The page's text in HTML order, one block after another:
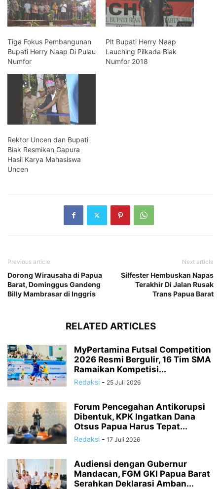
Tiga Fokus Pembangunan
Bupati Herry Naap Di Pulau
Numfor
Plt Bupati Herry Naap
Lauching Pilkada Biak
Numfor 2018
Rektor Uncen dan Bupati
Biak Resmikan Gapura
Hasil Karya Mahasiswa
Uncen
Previous article
Dorong Wirausaha di Papua
Barat, Dominggus Gandeng
Billy Mambrasar di Inggris
Next article
Silfester Hembuskan Napas
Terakhir Di Jalan Rusak
Trans Papua Barat
RELATED ARTICLES
MyPertamina Futsal Competition
2026 Resmi Bergulir, 16 Tim SMA
Ramaikan Kompetisi...
Redaksi - 25 Juli 2026
Forum Pencegahan Antikorupsi
Dibentuk, KPK Ingatkan Dana
Otsus Papua Harus Tepat...
Redaksi - 17 Juli 2026
Audiensi dengan Gubernur
Mandacan, FGM GKI Papua Barat
Serahkan Deklarasi Amban...